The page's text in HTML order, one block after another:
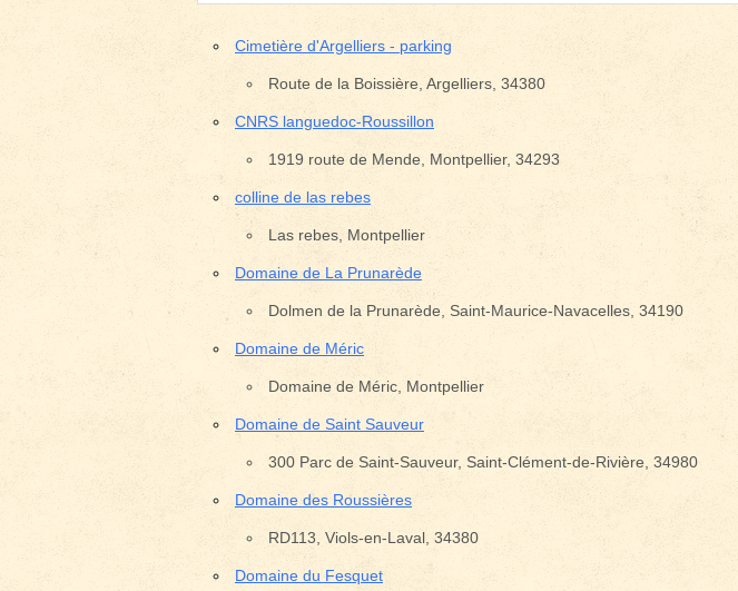
Pays
Cimetière d'Argelliers - parking
Route de la Boissière, Argelliers, 34380
CNRS languedoc-Roussillon
1919 route de Mende, Montpellier, 34293
colline de las rebes
Las rebes, Montpellier
Domaine de La Prunarède
Dolmen de la Prunarède, Saint-Maurice-Navacelles, 34190
Domaine de Méric
Domaine de Méric, Montpellier
Domaine de Saint Sauveur
300 Parc de Saint-Sauveur, Saint-Clément-de-Rivière, 34980
Domaine des Roussières
RD113, Viols-en-Laval, 34380
Domaine du Fesquet